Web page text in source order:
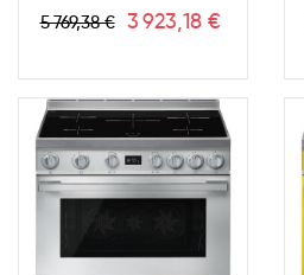
Prix
5 769,38 € Prix
3 923,18 €